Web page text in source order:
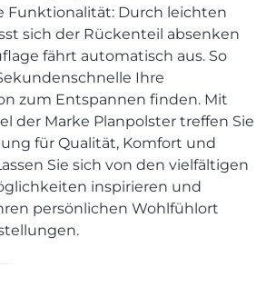
(m/w/d)
Funktionalität: Durch leichten
sich der Rückenteil absenken
fährt automatisch aus. So
Ihre
zum Entspannen finden. Mit
der Marke Planpolster treffen Sie
für Qualität, Komfort und
Sie sich von den vielfältigen
inspirieren und
persönlichen Wohlfühlort